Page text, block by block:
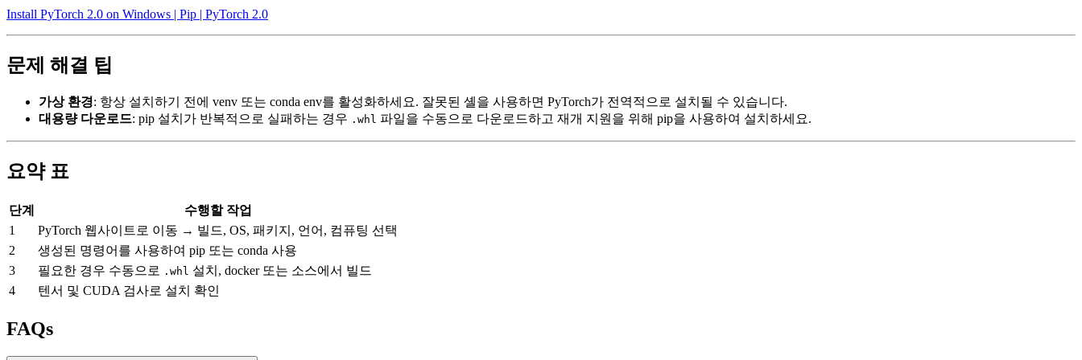
Install PyTorch 2.0 on Windows | Pip | PyTorch 2.0
문제 해결 팁
가상 환경: 항상 설치하기 전에 venv 또는 conda env를 활성화하세요. 잘못된 셸을 사용하면 PyTorch가 전역적으로 설치될 수 있습니다.
대용량 다운로드: pip 설치가 반복적으로 실패하는 경우 .whl 파일을 수동으로 다운로드하고 재개 지원을 위해 pip을 사용하여 설치하세요.
요약 표
단계
수행할 작업
1
PyTorch 웹사이트로 이동 → 빌드, OS, 패키지, 언어, 컴퓨팅 선택
2
생성된 명령어를 사용하여 pip 또는 conda 사용
3
필요한 경우 수동으로 .whl 설치, docker 또는 소스에서 빌드
4
텐서 및 CUDA 검사로 설치 확인
FAQs